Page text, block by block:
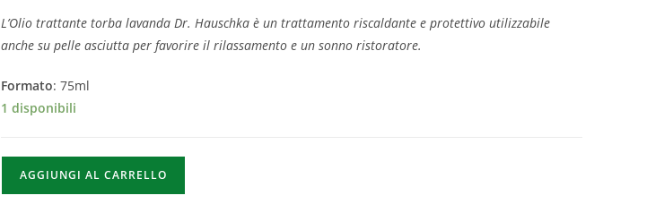
L’Olio trattante torba lavanda Dr. Hauschka è un trattamento riscaldante e protettivo utilizzabile
anche su pelle asciutta per favorire il rilassamento e un sonno ristoratore.
Formato: 75ml
1 disponibili
AGGIUNGI AL CARRELLO